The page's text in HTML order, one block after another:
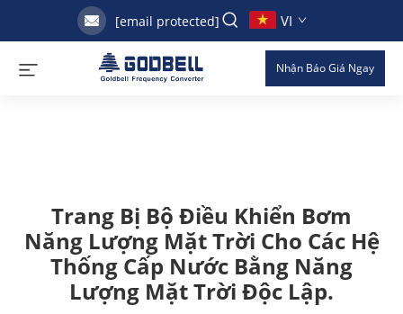
[email protected] VI
Nhận Báo Giá Ngay
Trang Bị Bộ Điều Khiển Bơm
Năng Lượng Mặt Trời Cho Các Hệ
Thống Cấp Nước Bằng Năng
Lượng Mặt Trời Độc Lập.